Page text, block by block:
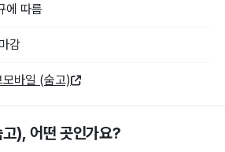
), 어떤 곳인가요?
에 따름
감
모바일 (숨고)